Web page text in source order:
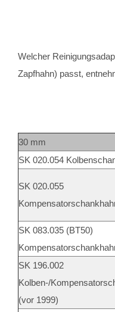
Welcher
Zapfhahn) passt,
30 mm
SK 020.054
SK 020.055
SK 083.035 (BT50)
SK 196.002
Kolben-/
(vor 1999)